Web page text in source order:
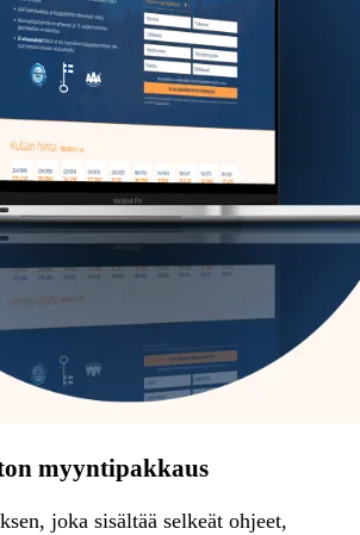
myyntipakkaus
joka sisältää selkeät ohjeet,